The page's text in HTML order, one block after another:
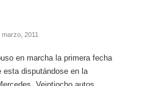
marzo, 2011
en marcha la primera fecha
esta disputándose en la